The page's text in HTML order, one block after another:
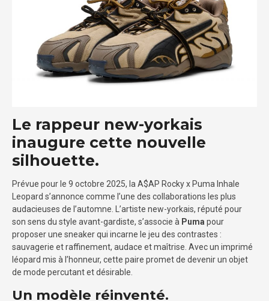
Le rappeur new-yorkais
inaugure cette nouvelle
silhouette.
Prévue pour le 9 octobre 2025, la A$AP Rocky x Puma Inhale
Leopard s’annonce comme l’une des collaborations les plus
audacieuses de l’automne. L’artiste new-yorkais, réputé pour
son sens du style avant-gardiste, s’associe à Puma pour
proposer une sneaker qui incarne le jeu des contrastes :
sauvagerie et raffinement, audace et maîtrise. Avec un imprimé
léopard mis à l’honneur, cette paire promet de devenir un objet
de mode percutant et désirable.
Un modèle réinventé.